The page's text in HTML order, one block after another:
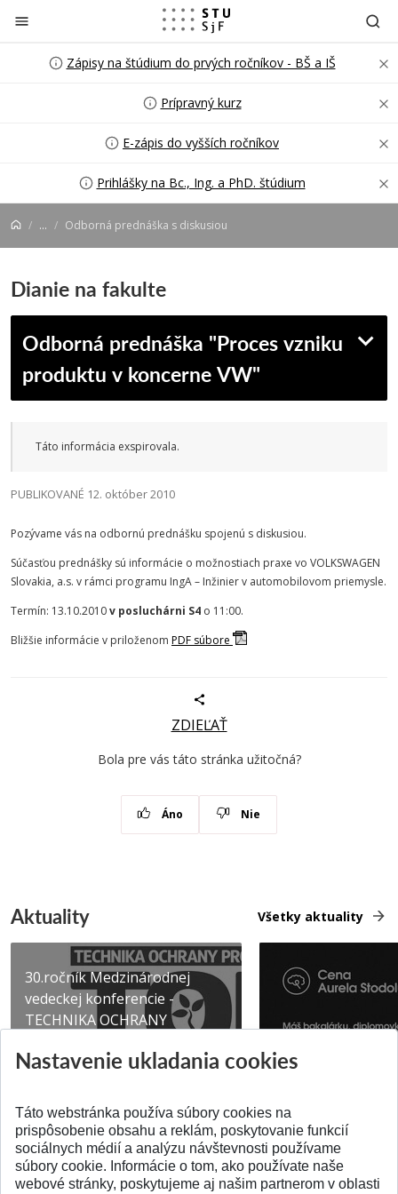
Prejsť na obsah
Zápisy na štúdium do prvých ročníkov - BŠ a IŠ
Prípravný kurz
E-zápis do vyšších ročníkov
Prihlášky na Bc., Ing. a PhD. štúdium
... Odborná prednáška s diskusiou
Dianie na fakulte
Odborná prednáška "Proces vzniku
produktu v koncerne VW"
Táto informácia exspirovala.
PUBLIKOVANÉ 12. október 2010
Pozývame vás na odbornú prednášku spojenú s diskusiou.
Súčasťou prednášky sú informácie o možnostiach praxe vo VOLKSWAGEN
Slovakia, a.s. v rámci programu IngA – Inžinier v automobilovom priemysle.
Termín: 13.10.2010v posluchárni S4 o 11:00.
Bližšie informácie v priloženom PDF súbore
ZDIEĽAŤ
Bola pre vás táto stránka užitočná?
Áno Nie
Aktuality Všetky aktuality
30.ročník Medzinárodnej
vedeckej konferencie -
TECHNIKA OCHRANY
Pridané 03.08.2026 Pridané 07.07.2026
Nastavenie ukladania cookies
Táto webstránka používa súbory cookies na
prispôsobenie obsahu a reklám, poskytovanie funkcií
sociálnych médií a analýzu návštevnosti používame
súbory cookie. Informácie o tom, ako používate naše
webové stránky, poskytujeme aj našim partnerom v oblasti